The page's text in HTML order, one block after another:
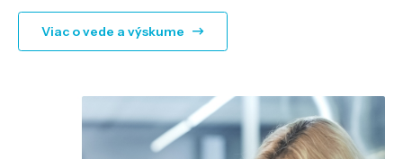
Viac o vede a výskume